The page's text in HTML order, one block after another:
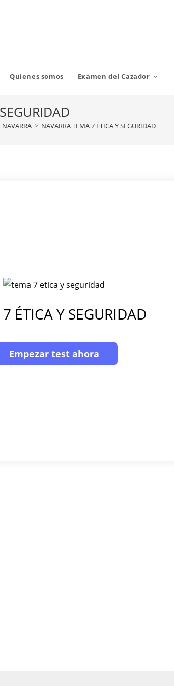
Quienes somos Examen del Cazador
NAVARRA > NAVARRA TEMA 7 ÉTICA Y SEGURIDAD
ÉTICA Y SEGURIDAD